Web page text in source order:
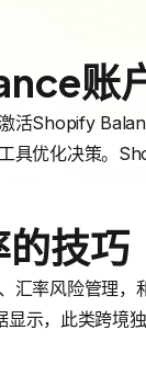
账
活Shopify
具优化决策。
技巧
汇率风险管理
示，此类跨境